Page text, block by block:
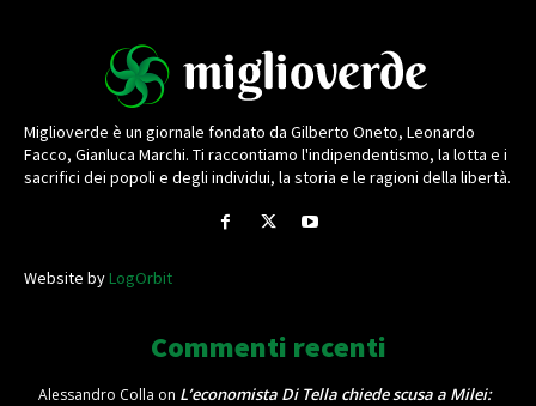
Miglioverde è un giornale fondato da Gilberto Oneto, Leonardo
Facco, Gianluca Marchi. Ti raccontiamo l'indipendentismo, la lotta e i
sacrifici dei popoli e degli individui, la storia e le ragioni della libertà.
Website byLogOrbit
Commenti recenti
Alessandro Colla on L’economista Di Tella chiede scusa a Milei: